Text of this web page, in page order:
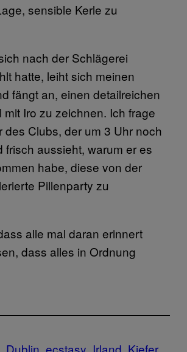
sensible Kerle zu
nach der Schlägerei
hatte, leiht sich meinen
fängt an, einen detailreichen
mit Iro zu zeichnen. Ich frage
des Clubs, der um 3 Uhr noch
frisch aussieht, warum er es
habe, diese von der
Pillenparty zu
alle mal daran erinnert
dass alles in Ordnung